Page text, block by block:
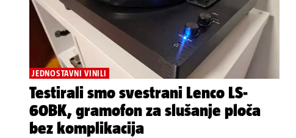
JEDNOSTAVNI VINILI
Testirali smo svestrani Lenco LS-
60BK, gramofon za slušanje ploča
bez komplikacija